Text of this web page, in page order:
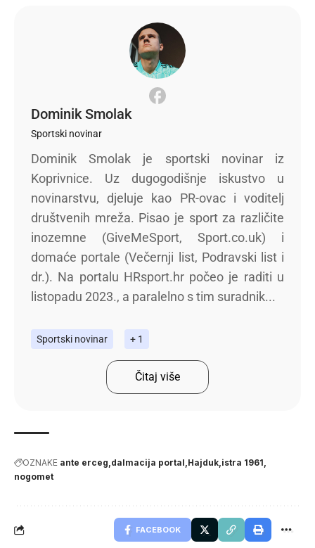
Dominik Smolak
Sportski novinar
Dominik Smolak je sportski novinar iz
Koprivnice. Uz dugogodišnje iskustvo u
novinarstvu, djeluje kao PR-ovac i voditelj
društvenih mreža. Pisao je sport za različite
inozemne (GiveMeSport, Sport.co.uk) i
domaće portale (Večernji list, Podravski list i
dr.). Na portalu HRsport.hr počeo je raditi u
listopadu 2023., a paralelno s tim suradnik...
Sportski novinar + 1
Čitaj više
OZNAKE ante erceg dalmacija portal Hajduk istra 1961
nogomet
FACEBOOK